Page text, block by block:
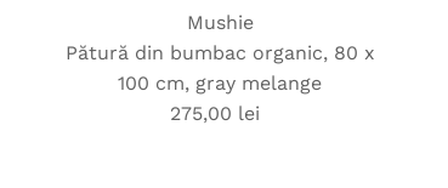
Mushie
Pătură din bumbac organic, 80 x
100 cm, gray melange
Preț
275,00 lei